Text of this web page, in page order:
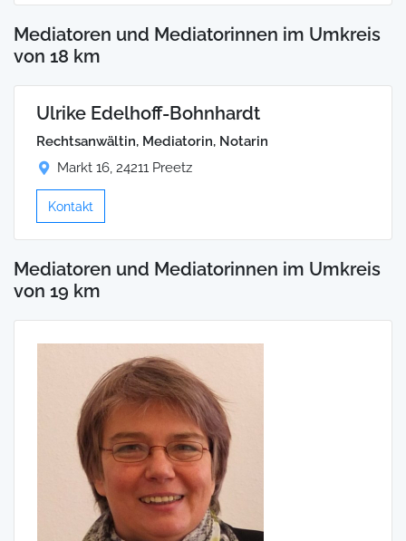
Mediatoren und Mediatorinnen im Umkreis
von 18 km
Ulrike Edelhoff-Bohnhardt
Rechtsanwältin, Mediatorin, Notarin
Markt 16, 24211 Preetz
Kontakt
Mediatoren und Mediatorinnen im Umkreis
von 19 km